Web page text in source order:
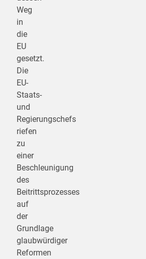
Weg
in
die
EU
gesetzt.
Die
EU-
Staats-
und
Regierungschefs
riefen
zu
einer
Beschleunigung
des
Beitrittsprozesses
auf
der
Grundlage
glaubwürdiger
Reformen